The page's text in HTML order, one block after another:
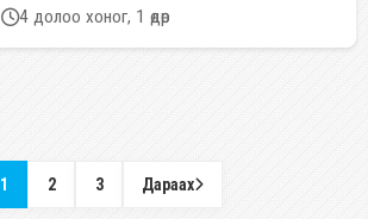
4 долоо хоног, 1 өдөр
1 2 3 Дараах